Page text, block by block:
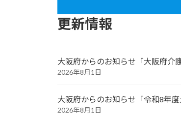
更新情報
大阪府からのお知らせ「大阪府介
2026年8月1日
大阪府からのお知らせ「令和8年
2026年8月1日